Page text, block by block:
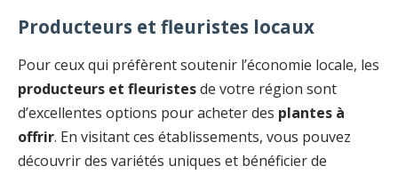
Producteurs et fleuristes locaux
Pour ceux qui préfèrent soutenir l’économie locale, les
producteurs et fleuristesde votre région sont
d’excellentes options pour acheter des plantes à
offrir. En visitant ces établissements, vous pouvez
découvrir des variétés uniques et bénéficier de